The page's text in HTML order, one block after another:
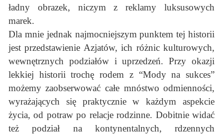
ładny obrazek, niczym z reklamy luksusowych
marek.
Dla mnie jednak najmocniejszym punktem tej historii
jest przedstawienie Azjatów, ich różnic kulturowych,
wewnętrznych podziałów i uprzedzeń. Przy okazji
lekkiej historii trochę rodem z “Mody na sukces”
możemy zaobserwować całe mnóstwo odmienności,
wyrażających się praktycznie w każdym aspekcie
życia, od potraw po relacje rodzinne. Dobitnie widać
też podział na kontynentalnych, rdzennych